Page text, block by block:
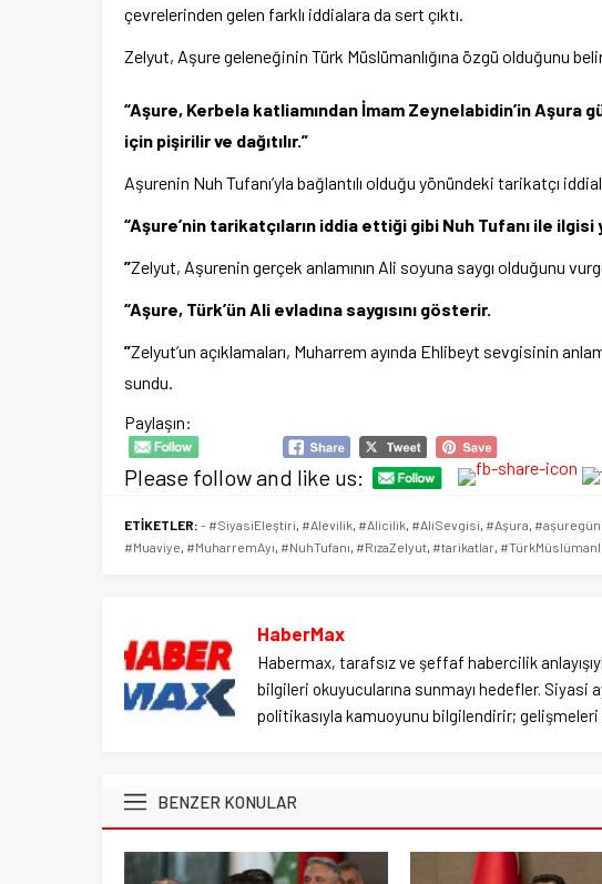
çevrelerinden gelen farklı iddialara da sert çıktı.
Zelyut, Aşure geleneğinin Türk Müslümanlığına özgü olduğunu
“Aşure, Kerbela katliamından İmam Zeynelabidin’in Aşura
için pişirilir ve dağıtılır.”
Aşurenin Nuh Tufanı’yla bağlantılı olduğu yönündeki tarikatçı
“Aşure’nin tarikatçıların iddia ettiği gibi Nuh Tufanı ile
”Zelyut, Aşurenin gerçek anlamının Ali soyuna saygı olduğunu
“Aşure, Türk’ün Ali evladına saygısını gösterir.
”Zelyut’un açıklamaları, Muharrem ayında Ehlibeyt sevgisinin
sundu.
Paylaşın:
Please follow and like us:
ETİKETLER: - #SiyasiEleştiri, #Alevilik, #Alicilik, #AliSevgisi, #Aşura,
#Muaviye, #MuharremAyı, #NuhTufanı, #RızaZelyut, #tarikatlar,
HaberMax
Habermax, tarafsız ve şeffaf habercilik
bilgileri okuyucularına sunmayı hedefler. Siyasi
politikasıyla kamuoyunu bilgilendirir; gelişmeleri
BENZER KONULAR